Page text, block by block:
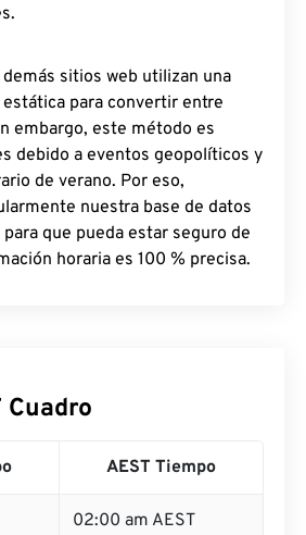
sitios web utilizan una
para convertir entre
embargo, este método es
debido a eventos geopolíticos y
de verano. Por eso,
nuestra base de datos
que pueda estar seguro de
horaria es 100 % precisa.
Cuadro
AEST Tiempo
02:00 am AEST